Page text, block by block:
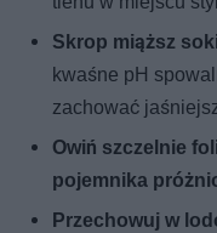
Skrop miąższ
kwaśne pH
zachować
Owiń szczelnie
pojemnika
Przechowuj w